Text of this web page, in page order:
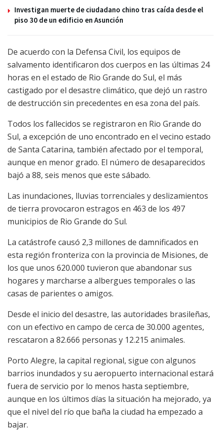
Investigan muerte de ciudadano chino tras caída desde el
piso 30 de un edificio en Asunción
De acuerdo con la Defensa Civil, los equipos de
salvamento identificaron dos cuerpos en las últimas 24
horas en el estado de Rio Grande do Sul, el más
castigado por el desastre climático, que dejó un rastro
de destrucción sin precedentes en esa zona del país.
Todos los fallecidos se registraron en Rio Grande do
Sul, a excepción de uno encontrado en el vecino estado
de Santa Catarina, también afectado por el temporal,
aunque en menor grado. El número de desaparecidos
bajó a 88, seis menos que este sábado.
Las inundaciones, lluvias torrenciales y deslizamientos
de tierra provocaron estragos en 463 de los 497
municipios de Rio Grande do Sul.
La catástrofe causó 2,3 millones de damnificados en
esta región fronteriza con la provincia de Misiones, de
los que unos 620.000 tuvieron que abandonar sus
hogares y marcharse a albergues temporales o las
casas de parientes o amigos.
Desde el inicio del desastre, las autoridades brasileñas,
con un efectivo en campo de cerca de 30.000 agentes,
rescataron a 82.666 personas y 12.215 animales.
Porto Alegre, la capital regional, sigue con algunos
barrios inundados y su aeropuerto internacional estará
fuera de servicio por lo menos hasta septiembre,
aunque en los últimos días la situación ha mejorado, ya
que el nivel del río que baña la ciudad ha empezado a
bajar.